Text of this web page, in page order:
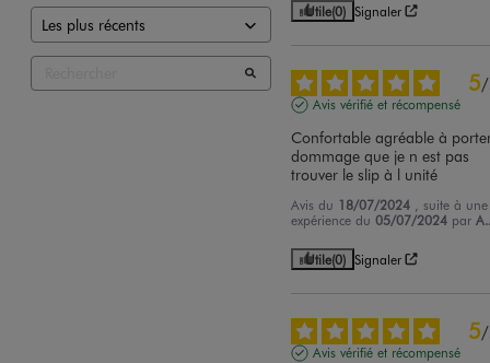
Utile(0) Signaler
5/
Avis vérifié et récompensé
Confortable agréable à
dommage que je n est pas
trouver le slip à l unité
Avis du 18/07/2024
, suite à une
expérience du05/07/2024 par
Utile(0) Signaler
5/
Avis vérifié et récompensé